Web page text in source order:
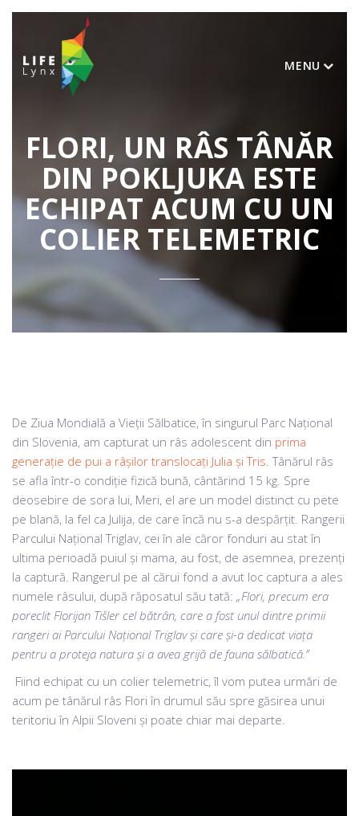
MENU
FLORI, UN RÂS TÂNĂR
DIN POKLJUKA ESTE
ECHIPAT ACUM CU UN
COLIER TELEMETRIC
De Ziua Mondială a Vieții Sălbatice, în singurul Parc Național
din Slovenia, am capturat un râs adolescent din prima
generație de pui a râșilor translocați Julia și Tris. Tânărul râs
se afla într-o condiție fizică bună, cântărind 15 kg. Spre
deosebire de sora lui, Meri, el are un model distinct cu pete
pe blană, la fel ca Julija, de care încă nu s-a despărțit. Rangerii
Parcului Național Triglav, cei în ale căror fonduri au stat în
ultima perioadă puiul și mama, au fost, de asemnea, prezenți
la captură. Rangerul pe al cărui fond a avut loc captura a ales
numele râsului, după răposatul său tată: „Flori, precum era
poreclit Florijan Tišler cel bătrân, care a fost unul dintre primii
rangeri ai Parcului Național Triglav și care și-a dedicat viața
pentru a proteja natura și a avea grijă de fauna sălbatică.”
Fiind echipat cu un colier telemetric, îl vom putea urmări de
acum pe tânărul râs Flori în drumul său spre găsirea unui
teritoriu în Alpii Sloveni și poate chiar mai departe.